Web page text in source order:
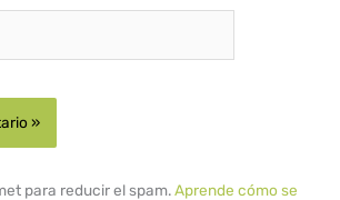
para reducir el spam.Aprende cómo se